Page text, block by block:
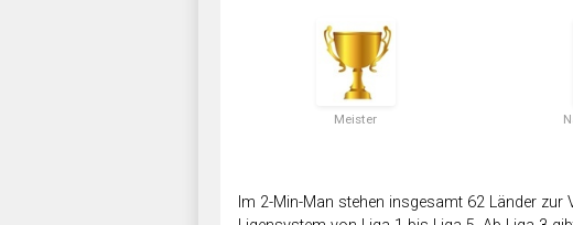
Meister
Im 2-Min-Man stehen insgesamt 62 Länder